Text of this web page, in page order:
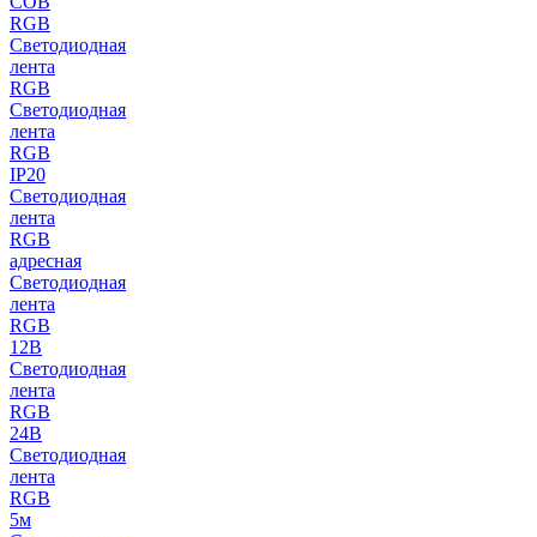
RGB
Светодиодная
лента
RGB
Светодиодная
лента
RGB
IP20
Светодиодная
лента
RGB
адресная
Светодиодная
лента
RGB
12В
Светодиодная
лента
RGB
24В
Светодиодная
лента
RGB
5м